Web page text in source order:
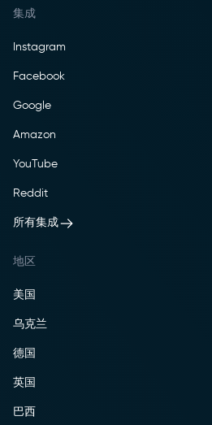
集成
Instagram
Facebook
Google
Amazon
YouTube
Reddit
所有集成
地区
美国
乌克兰
德国
英国
巴西